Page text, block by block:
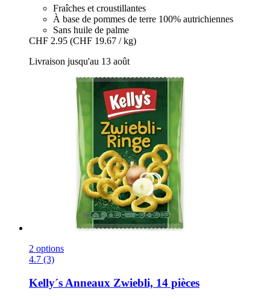
Fraîches et croustillantes
À base de pommes de terre 100% autrichiennes
Sans huile de palme
CHF 2.95 (CHF 19.67 / kg)
Livraison jusqu'au 13 août
2 options
4.7 (3)
Kelly´s Anneaux Zwiebli, 14 pièces